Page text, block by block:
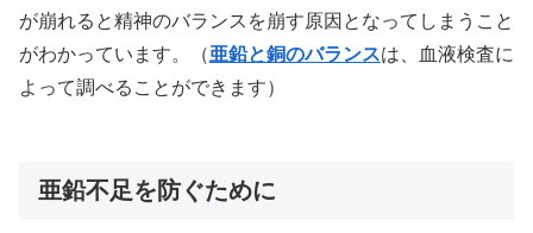
が崩れると精神のバランスを崩す原因となってしまうこと
がわかっています。（亜鉛と銅のバランスは、血液検査に
よって調べることができます）
亜鉛不足を防ぐために